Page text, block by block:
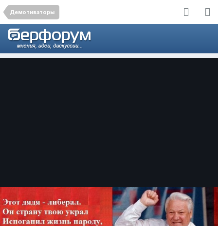
Демотиваторы